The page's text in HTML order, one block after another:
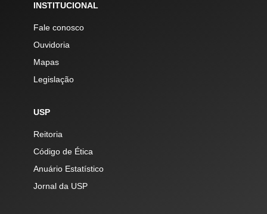
INSTITUCIONAL
Fale conosco
Ouvidoria
Mapas
Legislação
USP
Reitoria
Código de Ética
Anuário Estatístico
Jornal da USP